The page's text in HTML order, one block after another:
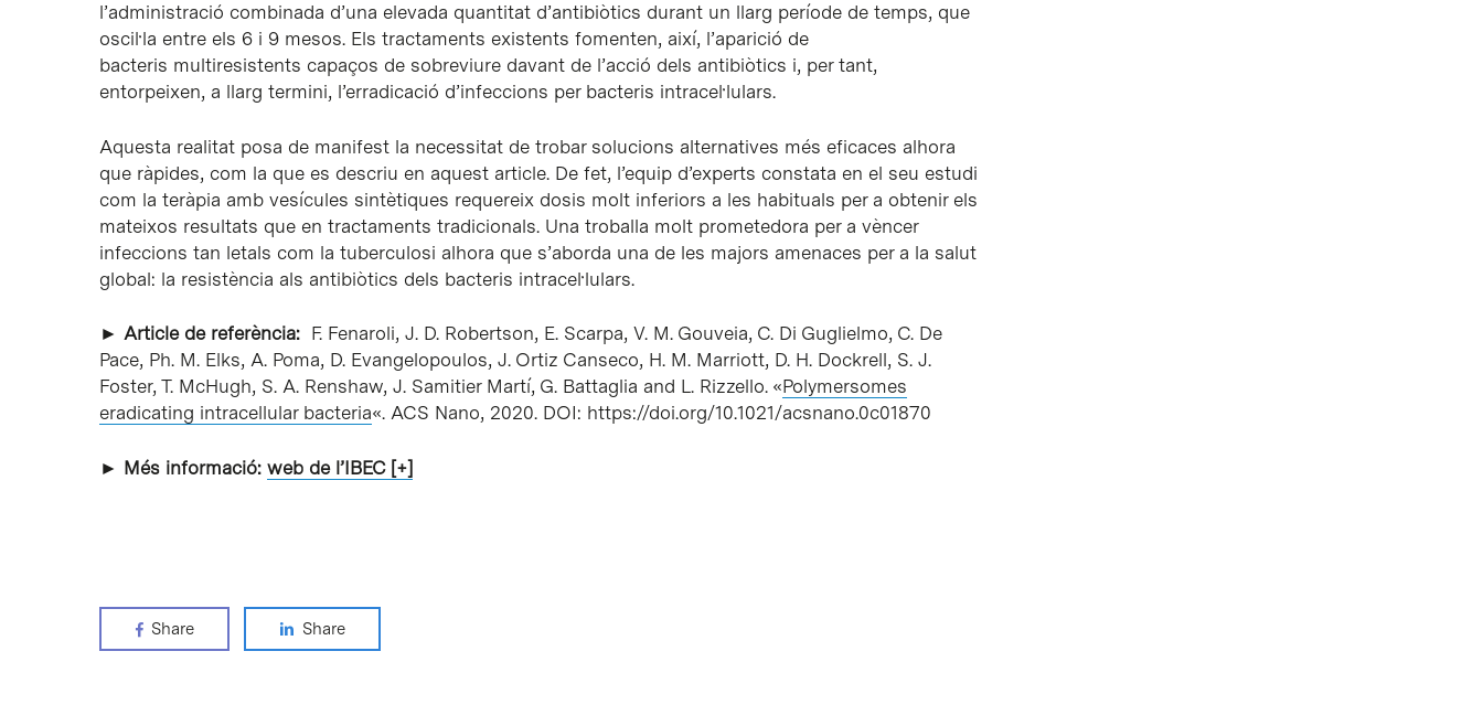
l’administració combinada d’una elevada quantitat d’antibiòtics durant un llarg període de temps, que
oscil·la entre els 6 i 9 mesos. Els tractaments existents fomenten, així, l’aparició de
bacteris multiresistents capaços de sobreviure davant de l’acció dels antibiòtics i, per tant,
entorpeixen, a llarg termini, l’erradicació d’infeccions per bacteris intracel·lulars.
Aquesta realitat posa de manifest la necessitat de trobar solucions alternatives més eficaces alhora
que ràpides, com la que es descriu en aquest article. De fet, l’equip d’experts constata en el seu estudi
com la teràpia amb vesícules sintètiques requereix dosis molt inferiors a les habituals per a obtenir els
mateixos resultats que en tractaments tradicionals. Una troballa molt prometedora per a vèncer
infeccions tan letals com la tuberculosi alhora que s’aborda una de les majors amenaces per a la salut
global: la resistència als antibiòtics dels bacteris intracel·lulars.
► Article de referència: F. Fenaroli, J. D. Robertson, E. Scarpa, V. M. Gouveia, C. Di Guglielmo, C. De
Pace, Ph. M. Elks, A. Poma, D. Evangelopoulos, J. Ortiz Canseco, H. M. Marriott, D. H. Dockrell, S. J.
Foster, T. McHugh, S. A. Renshaw, J. Samitier Martí, G. Battaglia and L. Rizzello. «Polymersomes
eradicating intracellular bacteria«. ACS Nano, 2020. DOI: https://doi.org/10.1021/acsnano.0c01870
► Més informació: web de l’IBEC [+]
Share Share